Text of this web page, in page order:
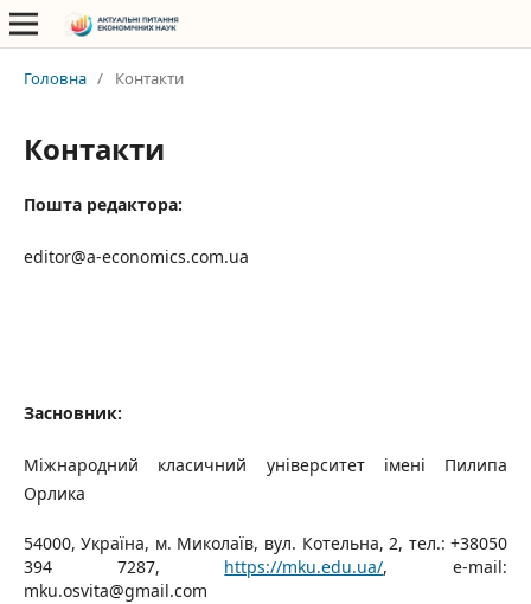
Головна / Контакти
Контакти
Пошта редактора:
editor@a-economics.com.ua
Засновник:
Міжнародний класичний університет імені Пилипа
Орлика
54000, Україна, м. Миколаїв, вул. Котельна, 2, тел.: +38050
394 7287, https://mku.edu.ua/, e-mail:
mku.osvita@gmail.com